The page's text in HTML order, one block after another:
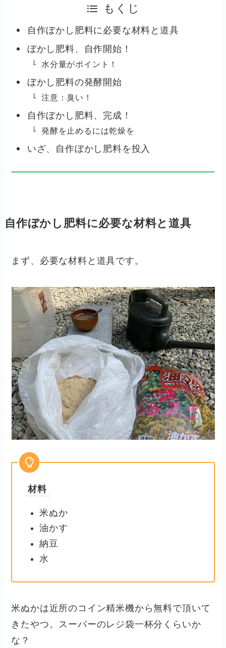
もくじ
自作ぼかし肥料に必要な材料と道具
ぼかし肥料、自作開始！
水分量がポイント！
ぼかし肥料の発酵開始
注意：臭い！
自作ぼかし肥料、完成！
発酵を止めるには乾燥を
いざ、自作ぼかし肥料を投入
自作ぼかし肥料に必要な材料と道具
まず、必要な材料と道具です。
材料
米ぬか
油かす
納豆
水
米ぬかは近所のコイン精米機から無料で頂いて
きたやつ。スーパーのレジ袋一杯分くらいか
な？